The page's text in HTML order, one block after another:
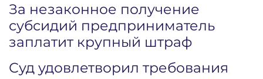
За незаконное получение
субсидий предприниматель
заплатит крупный штраф
Суд удовлетворил требования